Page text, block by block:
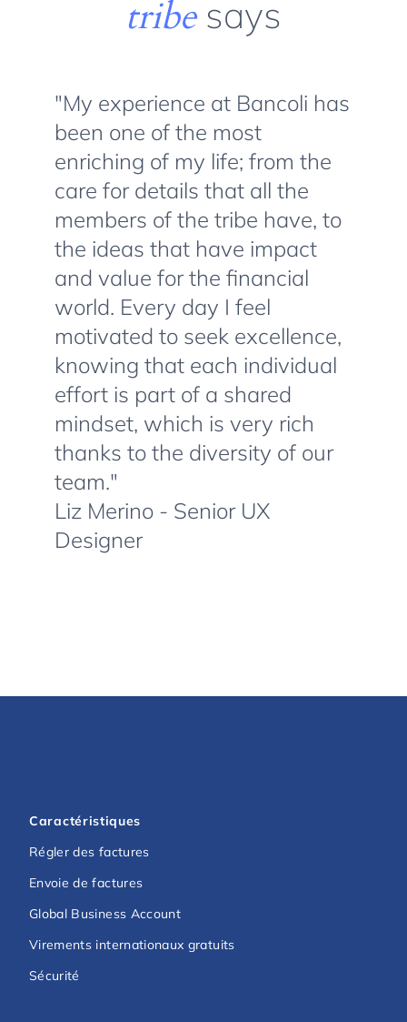
tribesays
"My experience at Bancoli has
been one of the most
enriching of my life; from the
care for details that all the
members of the tribe have, to
the ideas that have impact
and value for the financial
world. Every day I feel
motivated to seek excellence,
knowing that each individual
effort is part of a shared
mindset, which is very rich
thanks to the diversity of our
team."
Liz Merino - Senior UX
Designer
Caractéristiques
Régler des factures
Envoie de factures
Global Business Account
Virements internationaux gratuits
Sécurité